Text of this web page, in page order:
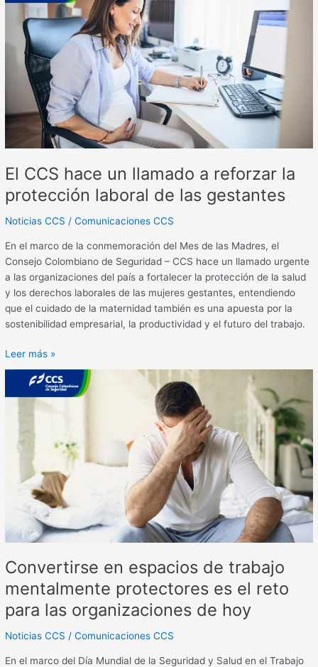
El CCS hace un llamado a reforzar la
protección laboral de las gestantes
Noticias CCS /Comunicaciones CCS
En el marco de la conmemoración del Mes de las Madres, el
Consejo Colombiano de Seguridad – CCS hace un llamado urgente
a las organizaciones del país a fortalecer la protección de la salud
y los derechos laborales de las mujeres gestantes, entendiendo
que el cuidado de la maternidad también es una apuesta por la
sostenibilidad empresarial, la productividad y el futuro del trabajo.
llamado
reforzar
protección
laboral
gestantes
Leer más »
Convertirse en espacios de trabajo
mentalmente protectores es el reto
para las organizaciones de hoy
Noticias CCS /Comunicaciones CCS
En el marco del Día Mundial de la Seguridad y Salud en el Trabajo
Convertirse
trabajo
mentalmente
protectores
para
organizaciones
hoy